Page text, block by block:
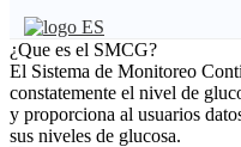
ES
¿Que es el SMCG?
El Sistema de Monitoreo
constatemente el nivel de
y proporciona al usuarios
sus niveles de glucosa.